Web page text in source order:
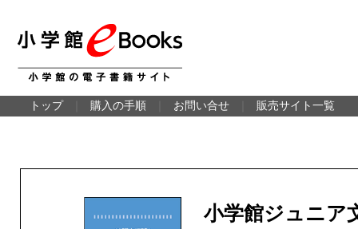
トップ 購入の手順 お問い合せ 販売サイト一覧
小学館ジュニ